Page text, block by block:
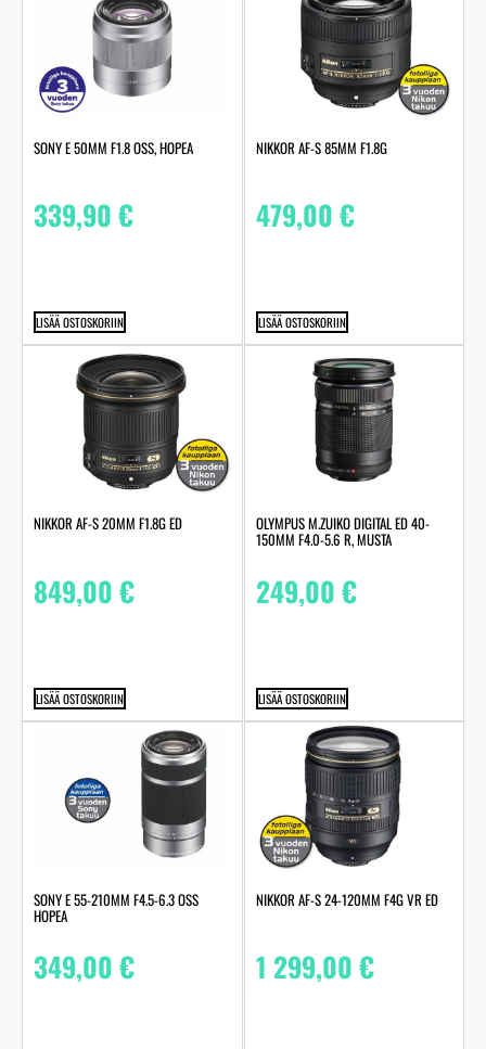
SONY E 50MM F1.8 OSS, HOPEA
339,90€
LISÄÄ OSTOSKORIIN
NIKKOR AF-S 85MM F1.8G
479,00€
LISÄÄ OSTOSKORIIN
NIKKOR AF-S 20MM F1.8G ED
849,00€
LISÄÄ OSTOSKORIIN
OLYMPUS M.ZUIKO DIGITAL ED 40-
150MM F4.0-5.6 R, MUSTA
249,00€
LISÄÄ OSTOSKORIIN
SONY E 55-210MM F4.5-6.3 OSS
HOPEA
349,00€
NIKKOR AF-S 24-120MM F4G VR ED
1 299,00€